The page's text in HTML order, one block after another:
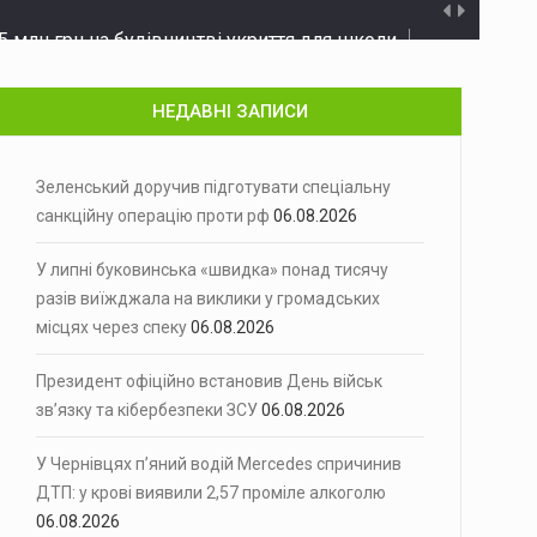
Прокурори
Минулої доби на території Чернівецької…
України Володимир Зеленський доручив…
місцях через спеку Спекотна погода збільшила навантаження на…
Володимир Зеленський підписав указ…
У Чернівцях патрульні притягнули до…
будинків
НЕДАВНІ ЗАПИСИ
Зеленський доручив підготувати спеціальну
санкційну операцію проти рф 06.08.2026
У липні буковинська «швидка» понад тисячу
разів виїжджала на виклики у громадських
місцях через спеку06.08.2026
Президент офіційно встановив День військ
зв’язку та кібербезпеки ЗСУ06.08.2026
У Чернівцях п’яний водій Mercedes спричинив
ДТП: у крові виявили 2,57 проміле алкоголю
06.08.2026